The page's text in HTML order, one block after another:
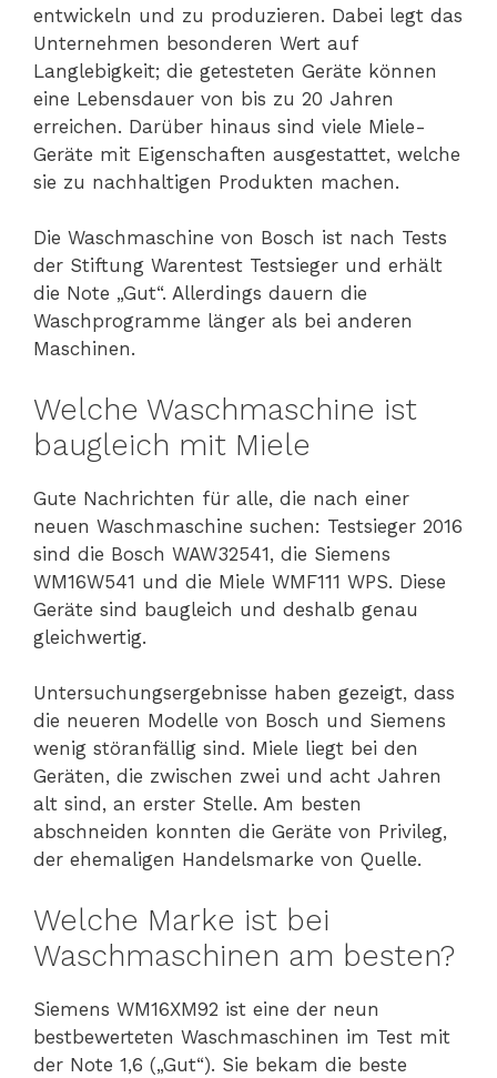
entwickeln und zu produzieren. Dabei legt das
Unternehmen besonderen Wert auf
Langlebigkeit; die getesteten Geräte können
eine Lebensdauer von bis zu 20 Jahren
erreichen. Darüber hinaus sind viele Miele-
Geräte mit Eigenschaften ausgestattet, welche
sie zu nachhaltigen Produkten machen.
Die Waschmaschine von Bosch ist nach Tests
der Stiftung Warentest Testsieger und erhält
die Note „Gut“. Allerdings dauern die
Waschprogramme länger als bei anderen
Maschinen.
Welche Waschmaschine ist
baugleich mit Miele
Gute Nachrichten für alle, die nach einer
neuen Waschmaschine suchen: Testsieger 2016
sind die Bosch WAW32541, die Siemens
WM16W541 und die Miele WMF111 WPS. Diese
Geräte sind baugleich und deshalb genau
gleichwertig.
Untersuchungsergebnisse haben gezeigt, dass
die neueren Modelle von Bosch und Siemens
wenig störanfällig sind. Miele liegt bei den
Geräten, die zwischen zwei und acht Jahren
alt sind, an erster Stelle. Am besten
abschneiden konnten die Geräte von Privileg,
der ehemaligen Handelsmarke von Quelle.
Welche Marke ist bei
Waschmaschinen am besten?
Siemens WM16XM92 ist eine der neun
bestbewerteten Waschmaschinen im Test mit
der Note 1,6 („Gut“). Sie bekam die beste